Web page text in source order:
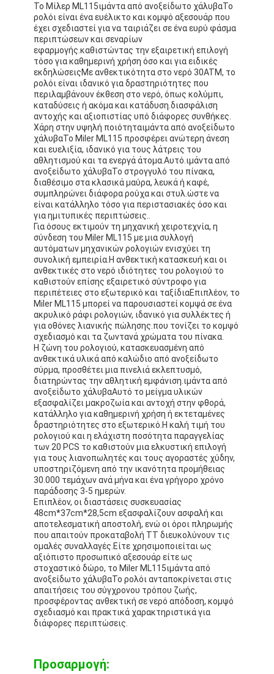
Το Μίλερ ML115ιμάντα από ανοξείδωτο χάλυβαΤο
ρολόι είναι ένα ευέλικτο και κομψό αξεσουάρ που
έχει σχεδιαστεί για να ταιριάζει σε ένα ευρύ φάσμα
περιπτώσεων και σεναρίων
εφαρμογής.καθιστώντας την εξαιρετική επιλογή
τόσο για καθημερινή χρήση όσο και για ειδικές
εκδηλώσειςΜε ανθεκτικότητα στο νερό 30ATM, το
ρολόι είναι ιδανικό για δραστηριότητες που
περιλαμβάνουν έκθεση στο νερό, όπως κολύμπι,
καταδύσεις ή ακόμα και κατάδυση.διασφάλιση
αντοχής και αξιοπιστίας υπό διάφορες συνθήκες.
Χάρη στην υψηλή ποιότηταιμάντα από ανοξείδωτο
χάλυβαΤο Miler ML115 προσφέρει ανώτερη άνεση
και ευελιξία, ιδανικό για τους λάτρεις του
αθλητισμού και τα ενεργά άτομα.Αυτό. ιμάντα από
ανοξείδωτο χάλυβαΤο στρογγυλό του πίνακα,
διαθέσιμο στα κλασικά μαύρα, λευκά ή καφέ,
συμπληρώνει διάφορα ρούχα και στυλ.ώστε να
είναι κατάλληλο τόσο για περιστασιακές όσο και
για ημιτυπικές περιπτώσεις..
Για όσους εκτιμούν τη μηχανική χειροτεχνία, η
σύνδεση του Miler ML115 με μια συλλογή
αυτόματων μηχανικών ρολογιών ενισχύει τη
συνολική εμπειρία.Η ανθεκτική κατασκευή και οι
ανθεκτικές στο νερό ιδιότητες του ρολογιού το
καθιστούν επίσης εξαιρετικό σύντροφο για
περιπέτειες στο εξωτερικό και ταξίδιαΕπιπλέον, το
Miler ML115 μπορεί να παρουσιαστεί κομψά σε ένα
ακρυλικό ράφι ρολογιών, ιδανικό για συλλέκτες ή
για οθόνες λιανικής πώλησης.που τονίζει το κομψό
σχεδιασμό και τα ζωντανά χρώματα του πίνακα.
Η ζώνη του ρολογιού, κατασκευασμένη από
ανθεκτικά υλικά από καλώδιο από ανοξείδωτο
σύρμα, προσθέτει μια πινελιά εκλεπτυσμό,
διατηρώντας την αθλητική εμφάνιση. ιμάντα από
ανοξείδωτο χάλυβαΑυτό το μείγμα υλικών
εξασφαλίζει μακροζωία και αντοχή στην φθορά,
κατάλληλο για καθημερινή χρήση ή εκτεταμένες
δραστηριότητες στο εξωτερικό.Η καλή τιμή του
ρολογιού και η ελάχιστη ποσότητα παραγγελίας
των 20 PCS το καθιστούν μια ελκυστική επιλογή
για τους λιανοπωλητές και τους αγοραστές χύδην,
υποστηριζόμενη από την ικανότητα προμήθειας
30.000 τεμάχων ανά μήνα και ένα γρήγορο χρόνο
παράδοσης 3-5 ημερών.
Επιπλέον, οι διαστάσεις συσκευασίας
48cm*37cm*28,5cm εξασφαλίζουν ασφαλή και
αποτελεσματική αποστολή, ενώ οι όροι πληρωμής
που απαιτούν προκαταβολή TT διευκολύνουν τις
ομαλές συναλλαγές.Είτε χρησιμοποιείται ως
αξιόπιστο προσωπικό αξεσουάρ είτε ως
στοχαστικό δώρο, το Miler ML115ιμάντα από
ανοξείδωτο χάλυβαΤο ρολόι ανταποκρίνεται στις
απαιτήσεις του σύγχρονου τρόπου ζωής,
προσφέροντας ανθεκτική σε νερό απόδοση, κομψό
σχεδιασμό και πρακτικά χαρακτηριστικά για
διάφορες περιπτώσεις.
Προσαρμογή: